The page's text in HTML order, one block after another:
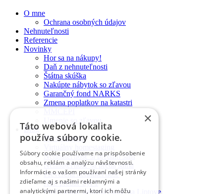
O mne
Ochrana osobných údajov
Nehnuteľnosti
Referencie
Novinky
Hor sa na nákupy!
Daň z nehnuteľnosti
Štátna skúška
Nakúpte nábytok so zľavou
Garančný fond NARKS
Zmena poplatkov na katastri
Blog
Homestaging
Nehnuteľnosť si predám sám
Nehnuteľnosť sa predá sama
Preverená nehnuteľnosť
Ako predať byt 1
Prečo kúpiť nehnuteľnosť na Liptove
×
Táto webová lokalita
používa súbory cookie.
Súbory cookie používame na prispôsobenie
obsahu, reklám a analýzu návštevnosti.
Informácie o vašom používaní našej stránky
zdieľame aj s našimi reklamnými a
analytickými partnermi, ktorí ich môžu